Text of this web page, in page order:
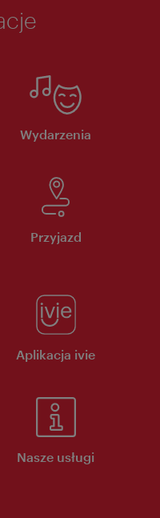
Wydarzenia
Przyjazd
Aplikacja ivie
Nasze usługi